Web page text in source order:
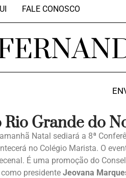
FALE CONOSCO
Rio Grande do
Natal sediará a 8ª
no Colégio Marista. O
É uma promoção do
presidente Jeovana